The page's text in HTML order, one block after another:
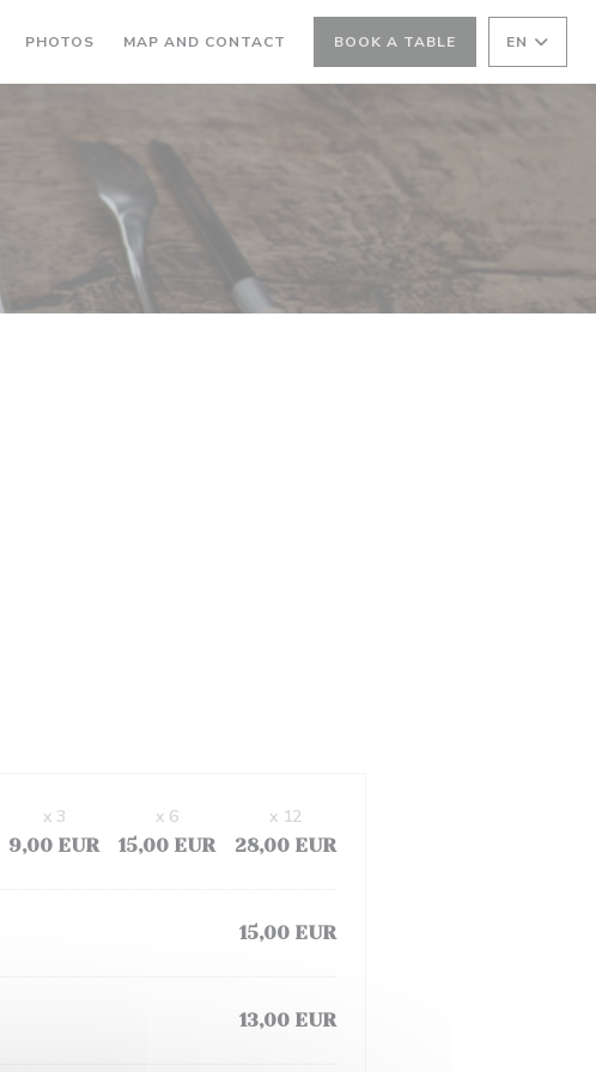
PHOTOS MAP AND CONTACT BOOK A TABLE EN
9,00 EUR
x 3
15,00 EUR
x 6
28,00 EUR
x 12
15,00 EUR
13,00 EUR